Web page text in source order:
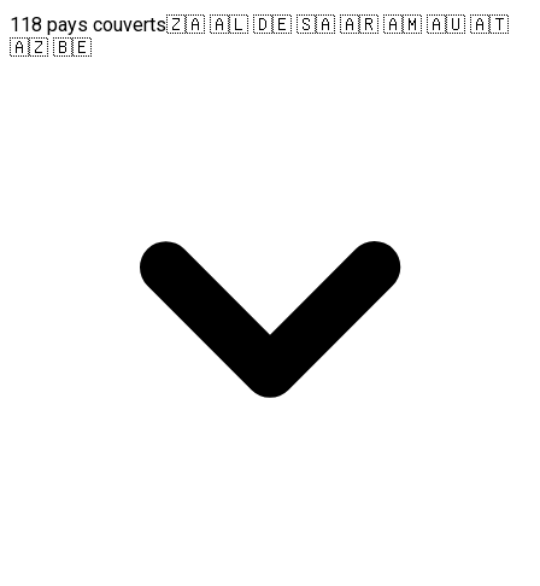
118 pays couverts🇿🇦 🇦🇱 🇩🇪 🇸🇦 🇦🇷 🇦🇲 🇦🇺 🇦🇹
🇦🇿 🇧🇪